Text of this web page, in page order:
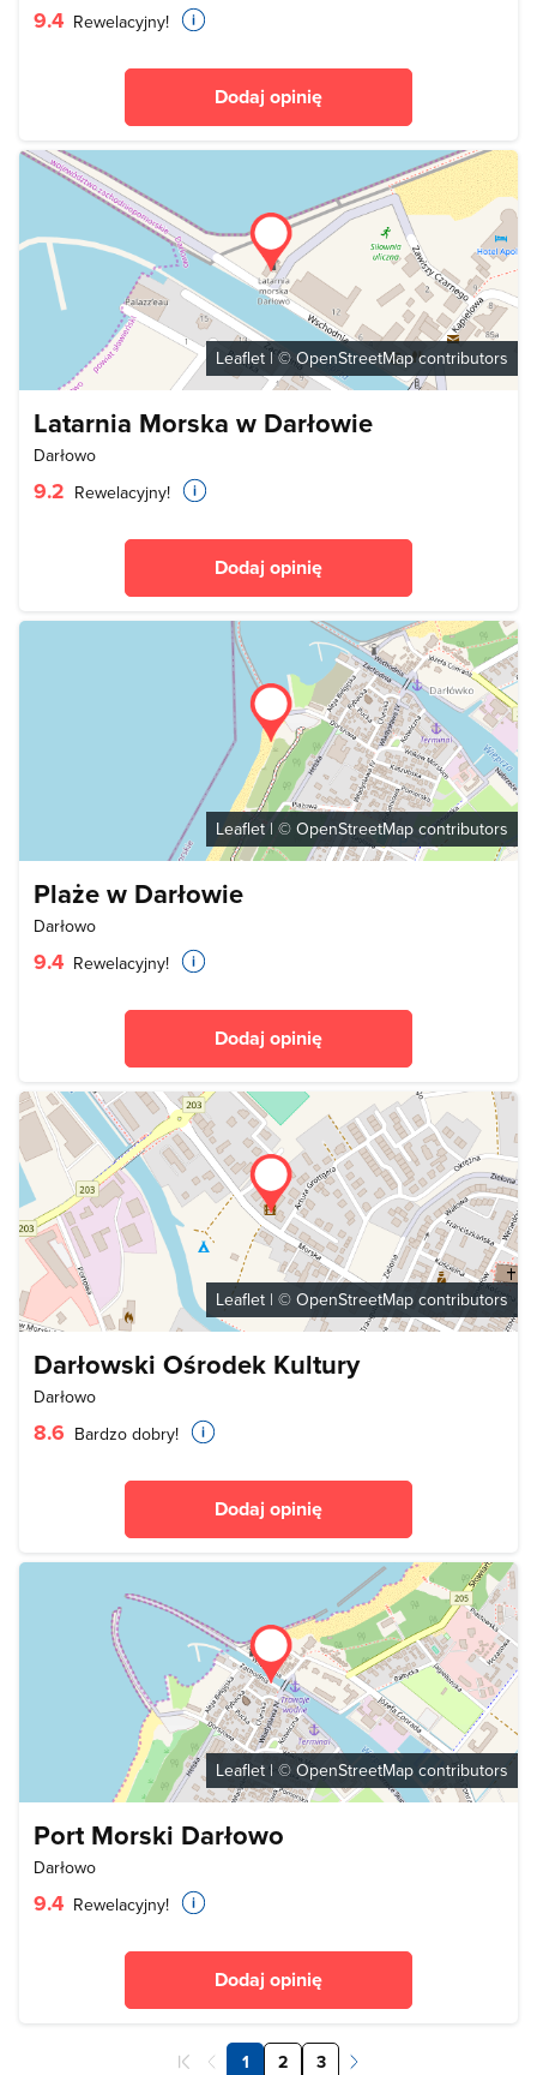
9.4 Rewelacyjny!
Dodaj opinię
Leaflet| ©OpenStreetMapcontributors
Latarnia Morska w Darłowie
Darłowo
9.2 Rewelacyjny!
Dodaj opinię
Leaflet | © OpenStreetMap contributors
Plaże w Darłowie
Darłowo
9.4 Rewelacyjny!
Dodaj opinię
Leaflet | © OpenStreetMap contributors
Darłowski Ośrodek Kultury
Darłowo
8.6 Bardzo dobry!
Dodaj opinię
Leaflet| © OpenStreetMap contributors
Port Morski Darłowo
Darłowo
9.4 Rewelacyjny!
Dodaj opinię
1 2 3